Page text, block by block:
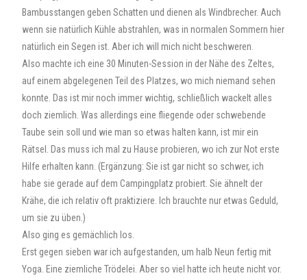
Bambusstangen geben Schatten und dienen als Windbrecher. Auch
wenn sie natürlich Kühle abstrahlen, was in normalen Sommern hier
natürlich ein Segen ist. Aber ich will mich nicht beschweren.
Also machte ich eine 30 Minuten-Session in der Nähe des Zeltes,
auf einem abgelegenen Teil des Platzes, wo mich niemand sehen
konnte. Das ist mir noch immer wichtig, schließlich wackelt alles
doch ziemlich. Was allerdings eine fliegende oder schwebende
Taube sein soll und wie man so etwas halten kann, ist mir ein
Rätsel. Das muss ich mal zu Hause probieren, wo ich zur Not erste
Hilfe erhalten kann. (Ergänzung: Sie ist gar nicht so schwer, ich
habe sie gerade auf dem Campingplatz probiert. Sie ähnelt der
Krähe, die ich relativ oft praktiziere. Ich brauchte nur etwas Geduld,
um sie zu üben.)
Also ging es gemächlich los.
Erst gegen sieben war ich aufgestanden, um halb Neun fertig mit
Yoga. Eine ziemliche Trödelei. Aber so viel hatte ich heute nicht vor.